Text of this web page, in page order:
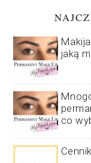
jaką
co
Cennik